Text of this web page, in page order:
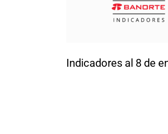
Indicadores al 8 de